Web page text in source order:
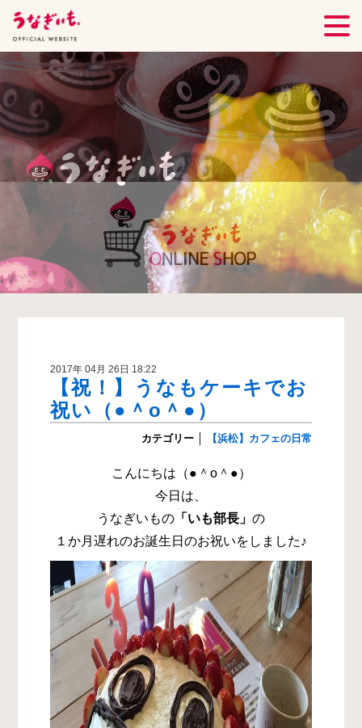
2017年 04月 26日 18:22
【祝！】うなもケーキでお
祝い（●＾o＾●）
カテゴリー 【浜松】カフェの日常
こんにちは（●＾o＾●）
今日は、
うなぎいもの 「いも部長」 の
１か月遅れのお誕生日のお祝いをしました♪